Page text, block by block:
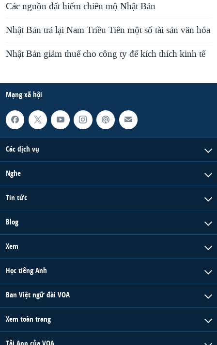
Các nguồn đất hiếm chiêu mộ Nhật Bản
Nhật Bản trả lại Nam Triều Tiên một số tài sản văn hóa
Nhật Bản giảm thuế cho công ty để kích thích kinh tế
Mạng xã hội
Các dịch vụ
Nghe
Tin tức
Blog
Xem
Học tiếng Anh
Ban Việt ngữ đài VOA
Xem toàn trang